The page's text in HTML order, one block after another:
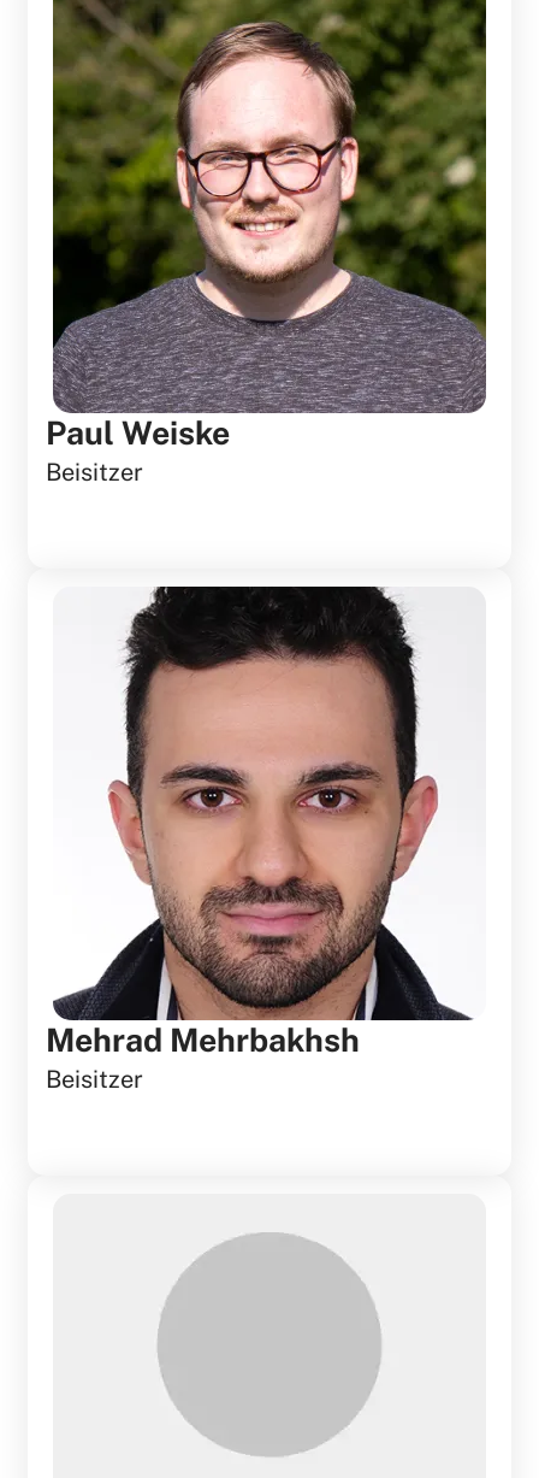
Paul Weiske
Beisitzer
Mehrad Mehrbakhsh
Beisitzer